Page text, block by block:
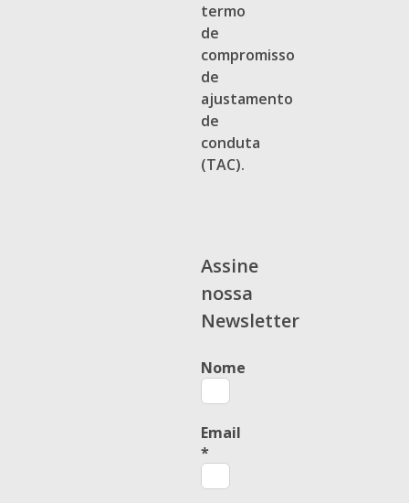
termo
de
compromisso
de
ajustamento
de
conduta
(TAC).
Assine
nossa
Newsletter
Nome
Email
*